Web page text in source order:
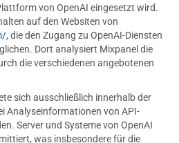
von OpenAI eingesetzt wird.
auf den Websiten von
, die den Zugang zu OpenAI-Diensten
Dort analysiert Mixpanel die
die verschiedenen angebotenen
sich ausschließlich innerhalb der
Analyseinformationen von API-
Server und Systeme von OpenAI
was insbesondere für die